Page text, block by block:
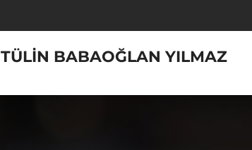
BABAOĞLAN YILMAZ